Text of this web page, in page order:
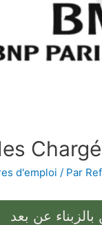
d'emploi / Par
عن بعد